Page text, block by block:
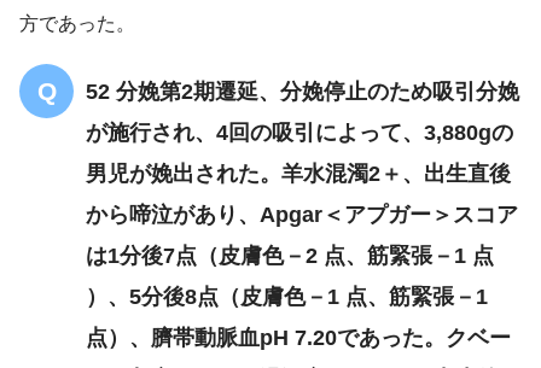
方であった。
52 分娩第2期遷延、分娩停止のため吸引分娩
が施行され、4回の吸引によって、3,880gの
男児が娩出された。羊水混濁2＋、出生直後
から啼泣があり、Apgar＜アプガー＞スコア
は1分後7点（皮膚色－2 点、筋緊張－1 点
）、5分後8点（皮膚色－1 点、筋緊張－1
点）、臍帯動脈血pH 7.20であった。クベー